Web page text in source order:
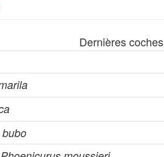
Dernières coches